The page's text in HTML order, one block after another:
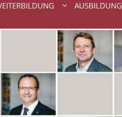
AUSBILDUNG